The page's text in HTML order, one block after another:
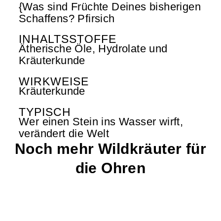
{Was sind Früchte Deines bisherigen
Schaffens? Pfirsich
INHALTSSTOFFE
Ätherische Öle, Hydrolate und
Kräuterkunde
WIRKWEISE
Kräuterkunde
TYPISCH
Wer einen Stein ins Wasser wirft,
verändert die Welt
Noch mehr Wildkräuter für
die Ohren